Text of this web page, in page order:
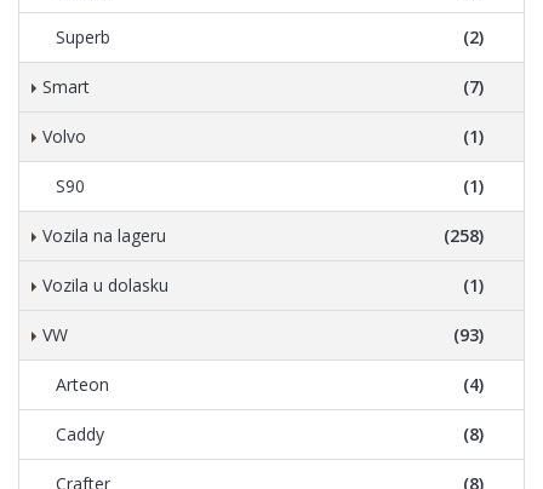
Superb (2)
Smart (7)
Volvo (1)
S90 (1)
Vozila na lageru (258)
Vozila u dolasku (1)
VW (93)
Arteon (4)
Caddy (8)
Crafter (8)